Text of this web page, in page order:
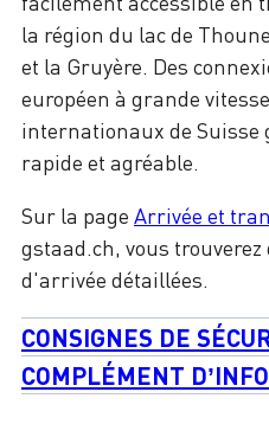
la région du lac de
et la Gruyère. Des
européen à grande
internationaux de Suisse
rapide et agréable.
Sur la page Arrivée et
gstaad.ch, vous
d'arrivée détaillées.
CONSIGNES DE
COMPLÉMENT